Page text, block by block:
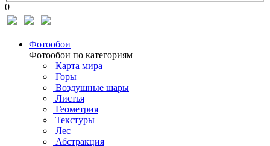
0
Фотообои
Фотообои по категориям
Карта мира
Горы
Воздушные шары
Листья
Геометрия
Текстуры
Лес
Абстракция